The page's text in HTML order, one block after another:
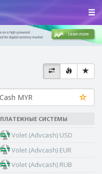
ПЛАТЕЖНЫЕ СИСТЕМЫ
Volet (Advcash) USD
Volet (Advcash) EUR
Volet (Advcash) RUB